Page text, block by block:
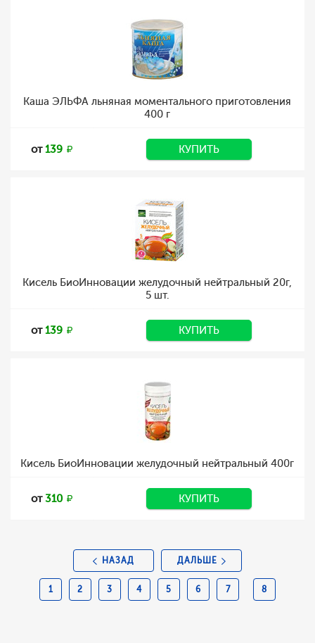
Каша ЭЛЬФА льняная моментального приготовления
400 г
от139 КУПИТЬ
Кисель БиоИнновации желудочный нейтральный 20г,
5 шт.
от139 КУПИТЬ
Кисель БиоИнновации желудочный нейтральный 400г
от310 КУПИТЬ
НАЗАД
1 2 3 4 5 6 7 8
ДАЛЬШЕ